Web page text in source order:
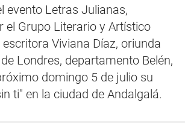
evento Letras Julianas,
el Grupo Literario y Artístico
Viviana Díaz, oriunda
Londres, departamento Belén,
domingo 5 de julio su
ti" en la ciudad de Andalgalá.